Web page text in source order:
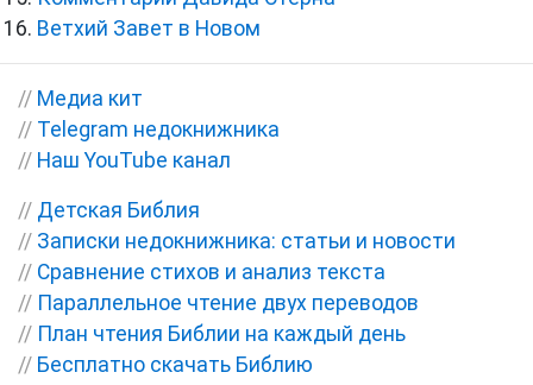
Ветхий Завет в Новом
// Медиа кит
// Telegram недокнижника
// Наш YouTube канал
// Детская Библия
// Записки недокнижника: статьи и новости
// Сравнение стихов и анализ текста
// Параллельное чтение двух переводов
// План чтения Библии на каждый день
// Бесплатно скачать Библию